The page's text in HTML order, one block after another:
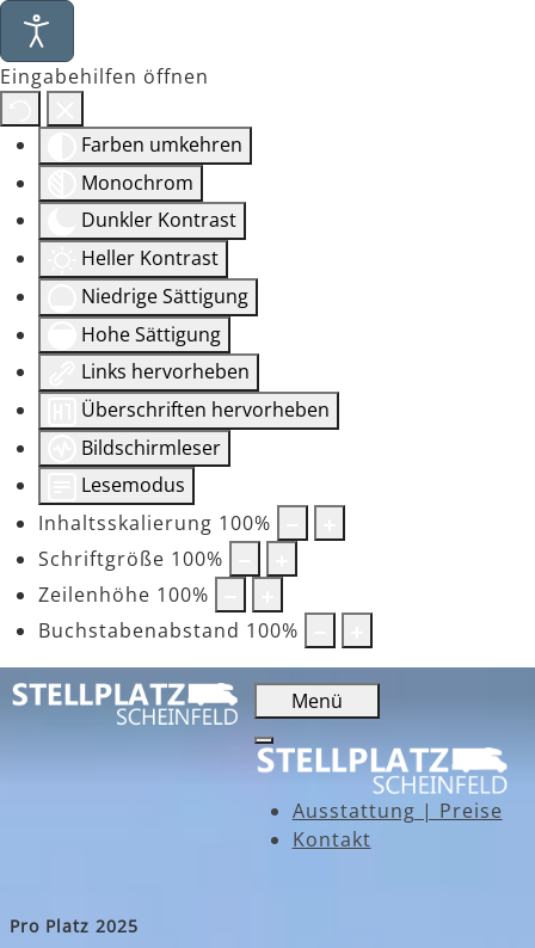
Eingabehilfen öffnen
Farben umkehren
Monochrom
Dunkler Kontrast
Heller Kontrast
Niedrige Sättigung
Hohe Sättigung
Links hervorheben
Überschriften hervorheben
Bildschirmleser
Lesemodus
Inhaltsskalierung 100%
Schriftgröße 100%
Zeilenhöhe 100%
Buchstabenabstand 100%
Menü
Ausstattung | Preise
Kontakt
Pro Platz 2025